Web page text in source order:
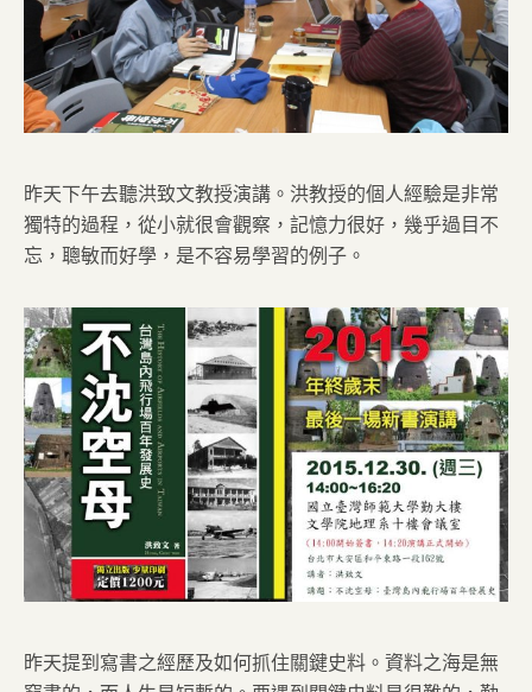
昨天下午去聽洪致文教授演講。洪教授的個人經驗是非常
獨特的過程，從小就很會觀察，記憶力很好，幾乎過目不
忘，聰敏而好學，是不容易學習的例子。
昨天提到寫書之經歷及如何抓住關鍵史料。資料之海是無